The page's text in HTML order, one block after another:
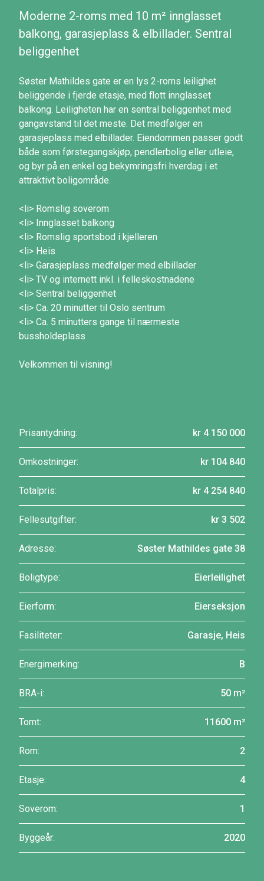
Moderne 2-roms med 10 m² innglasset
balkong, garasjeplass & elbillader. Sentral
beliggenhet
Søster Mathildes gate er en lys 2-roms leilighet
beliggende i fjerde etasje, med flott innglasset
balkong. Leiligheten har en sentral beliggenhet med
gangavstand til det meste. Det medfølger en
garasjeplass med elbillader. Eiendommen passer godt
både som førstegangskjøp, pendlerbolig eller utleie,
og byr på en enkel og bekymringsfri hverdag i et
attraktivt boligområde.
<li> Romslig soverom
<li> Innglasset balkong
<li> Romslig sportsbod i kjelleren
<li> Heis
<li> Garasjeplass medfølger med elbillader
<li> TV og internett inkl. i felleskostnadene
<li> Sentral beliggenhet
<li> Ca. 20 minutter til Oslo sentrum
<li> Ca. 5 minutters gange til nærmeste
bussholdeplass
Velkommen til visning!
Prisantydning: kr 4 150 000
Omkostninger: kr 104 840
Totalpris: kr 4 254 840
Fellesutgifter: kr 3 502
Adresse: Søster Mathildes gate 38
Boligtype: Eierleilighet
Eierform: Eierseksjon
Fasiliteter: Garasje, Heis
Energimerking: B
BRA-i: 50 m²
Tomt: 11600 m²
Rom: 2
Etasje: 4
Soverom: 1
Byggeår: 2020